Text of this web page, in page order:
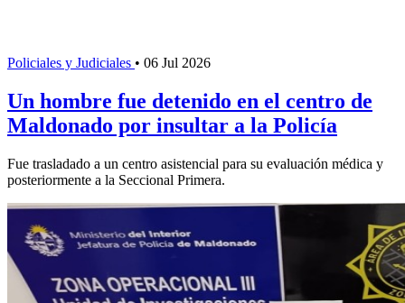
Policiales y Judiciales • 06 Jul 2026
Un hombre fue detenido en el centro de
Maldonado por insultar a la Policía
Fue trasladado a un centro asistencial para su evaluación médica y
posteriormente a la Seccional Primera.